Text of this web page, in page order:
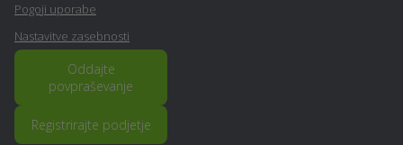
Sprehajanje psov - Dol-
pri-ljubljani
Zidarske storitve - Dol-pri-
Pogoji uporabe
Nastavitve zasebnosti
Oddajte
povpraševanje
Registrirajte podjetje